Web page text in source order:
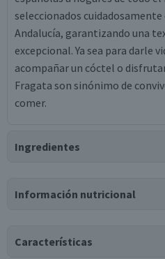
seleccionados
Andalucía, garantizando una
excepcional. Ya sea para darle
acompañar un cóctel o
Fragata son sinónimo de
comer.
Ingredientes
monosódico, acidulante ácido
Información nutricional
Características